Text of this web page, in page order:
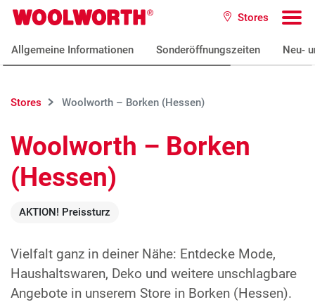
Zum Hauptinhalt
Woolworth GmbH Stores
Allgemeine Informationen Sonderöffnungszeiten Neu-
Stores Woolworth – Borken (Hessen)
Woolworth – Borken
(Hessen)
AKTION! Preissturz
Vielfalt ganz in deiner Nähe: Entdecke Mode,
Haushaltswaren, Deko und weitere unschlagbare
Angebote in unserem Store in Borken (Hessen).